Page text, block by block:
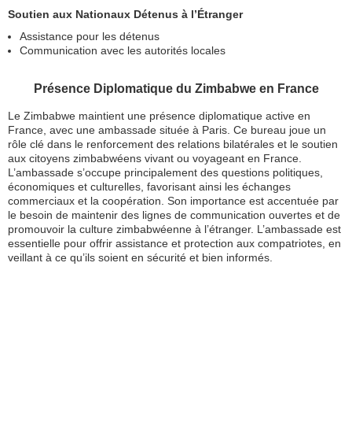
Soutien aux Nationaux Détenus à l’Étranger
Assistance pour les détenus
Communication avec les autorités locales
Présence Diplomatique du Zimbabwe en France
Le Zimbabwe maintient une présence diplomatique active en
France, avec une ambassade située à Paris. Ce bureau joue un
rôle clé dans le renforcement des relations bilatérales et le soutien
aux citoyens zimbabwéens vivant ou voyageant en France.
L’ambassade s’occupe principalement des questions politiques,
économiques et culturelles, favorisant ainsi les échanges
commerciaux et la coopération. Son importance est accentuée par
le besoin de maintenir des lignes de communication ouvertes et de
promouvoir la culture zimbabwéenne à l’étranger. L’ambassade est
essentielle pour offrir assistance et protection aux compatriotes, en
veillant à ce qu’ils soient en sécurité et bien informés.